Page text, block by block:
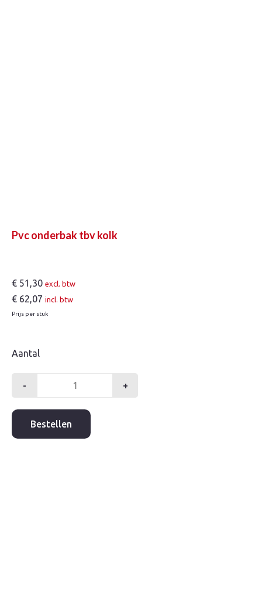
Pvc onderbak tbv kolk
€ 51,30 excl. btw
€ 62,07 incl. btw
Prijs per stuk
Aantal
-
onderbak
kolk
+
Bestellen